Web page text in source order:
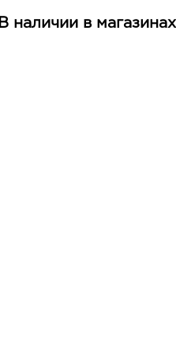
В наличии в